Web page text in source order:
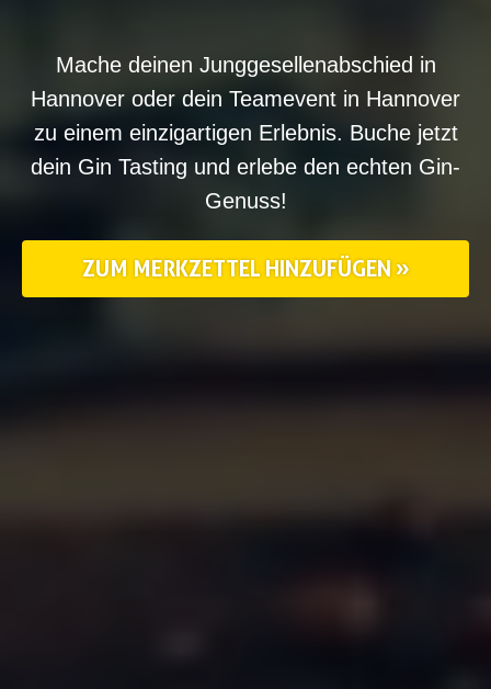
Mache deinen Junggesellenabschied in
Hannover oder dein Teamevent in Hannover
zu einem einzigartigen Erlebnis. Buche jetzt
dein Gin Tasting und erlebe den echten Gin-
Genuss!
ZUM MERKZETTEL HINZUFÜGEN »